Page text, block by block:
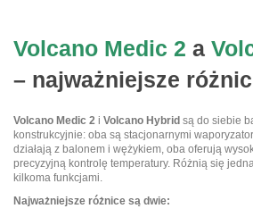
Volcano Medic 2 a
– najważniejsze
Volcano Medic 2 i Volcano Hybrid są do siebie
konstrukcyjnie: oba są stacjonarnymi
działają z balonem i wężykiem, oba oferują
precyzyjną kontrolę temperatury. Różnią się
kilkoma funkcjami.
Najważniejsze różnice są dwie: